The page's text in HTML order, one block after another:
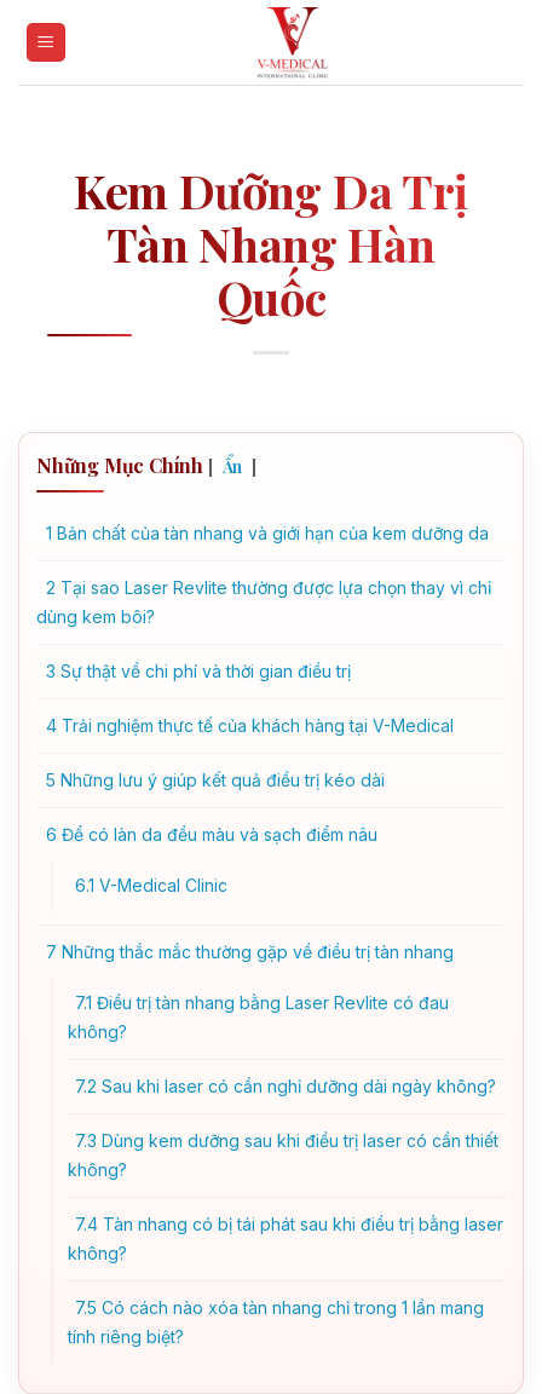
Kem Dưỡng Da Trị
Tàn Nhang Hàn
Quốc
Những Mục Chính [ Ẩn ]
1 Bản chất của tàn nhang và giới hạn của kem dưỡng da
2 Tại sao Laser Revlite thường được lựa chọn thay vì chỉ
dùng kem bôi?
3 Sự thật về chi phí và thời gian điều trị
4 Trải nghiệm thực tế của khách hàng tại V-Medical
5 Những lưu ý giúp kết quả điều trị kéo dài
6 Để có làn da đều màu và sạch điểm nâu
6.1 V-Medical Clinic
7 Những thắc mắc thường gặp về điều trị tàn nhang
7.1 Điều trị tàn nhang bằng Laser Revlite có đau
không?
7.2 Sau khi laser có cần nghỉ dưỡng dài ngày không?
7.3 Dùng kem dưỡng sau khi điều trị laser có cần thiết
không?
7.4 Tàn nhang có bị tái phát sau khi điều trị bằng laser
không?
7.5 Có cách nào xóa tàn nhang chỉ trong 1 lần mang
tính riêng biệt?